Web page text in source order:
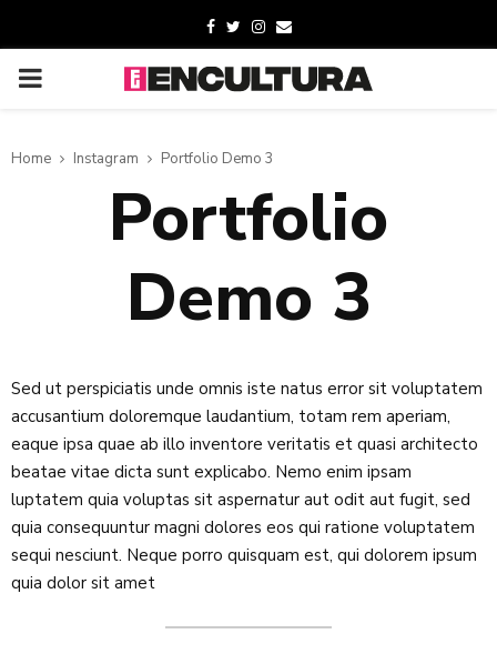
Home Instagram Portfolio Demo 3
Portfolio
Demo 3
Sed ut perspiciatis unde omnis iste natus error sit voluptatem
accusantium doloremque laudantium, totam rem aperiam,
eaque ipsa quae ab illo inventore veritatis et quasi architecto
beatae vitae dicta sunt explicabo. Nemo enim ipsam
luptatem quia voluptas sit aspernatur aut odit aut fugit, sed
quia consequuntur magni dolores eos qui ratione voluptatem
sequi nesciunt. Neque porro quisquam est, qui dolorem ipsum
quia dolor sit amet